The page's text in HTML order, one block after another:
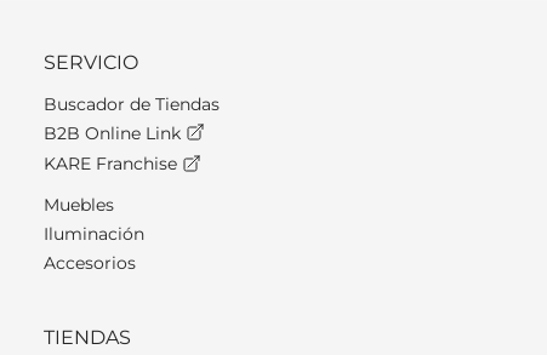
SERVICIO
Buscador de Tiendas
B2B Online Link
KARE Franchise
Muebles
Iluminación
Accesorios
TIENDAS